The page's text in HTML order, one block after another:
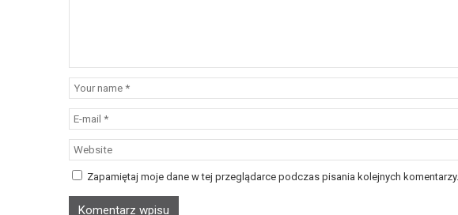
Zapamiętaj moje dane w tej przeglądarce podczas pisania kolejnych komentarzy.